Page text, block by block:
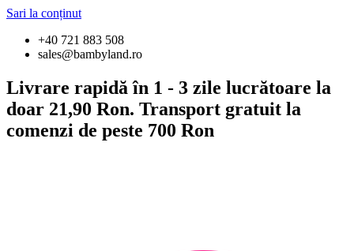
Sari la conținut
+40 721 883 508
sales@bambyland.ro
Livrare rapidă în 1 - 3 zile lucrătoare la
doar 21,90 Ron. Transport gratuit la
comenzi de peste 700 Ron